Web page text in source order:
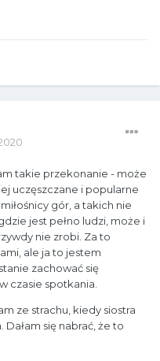
takie przekonanie - może
uczęszczane i popularne
gór, a takich nie
jest pełno ludzi, może i
nie zrobi. Za to
ale ja to jestem
zachować się
czasie spotkania.
ze strachu, kiedy siostra
Dałam się nabrać, że to